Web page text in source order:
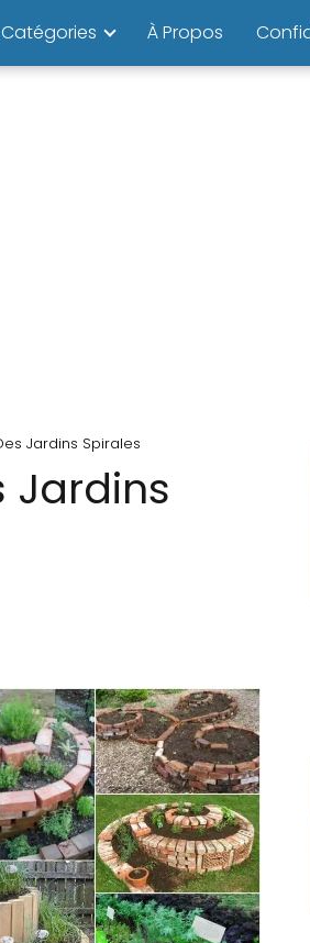
Catégories À Propos
Jardins Spirales
Jardins